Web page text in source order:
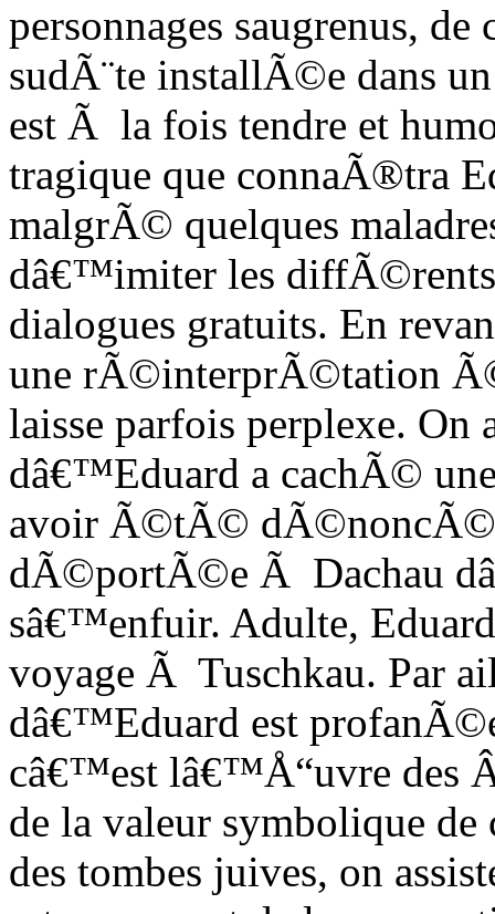
personnages saugrenus,
sudÃ¨te installÃ©e dans
est Ã la fois tendre et
tragique que connaÃ®tra
malgrÃ© quelques
dâ€™imiter les
dialogues gratuits. En
une rÃ©interprÃ©tation
laisse parfois perplexe. On
dâ€™Eduard a cachÃ©
avoir Ã©tÃ©
dÃ©portÃ©e Ã Dachau
sâ€™enfuir. Adulte,
voyage Ã Tuschkau. Par
dâ€™Eduard est
câ€™est lâ€™Å“uvre des
de la valeur symbolique
des tombes juives, on